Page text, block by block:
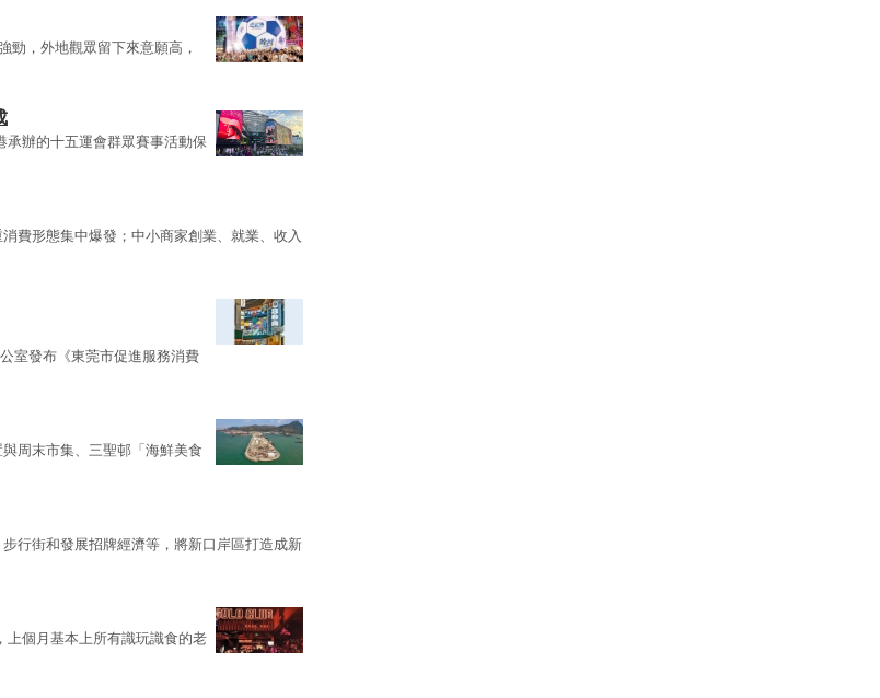
勁，外地觀眾留下來意願高，
承辦的十五運會群眾賽事活動保
費形態集中爆發；中小商家創業、就業、收入
室發布《東莞市促進服務消費
周末市集、三聖邨「海鮮美食
行街和發展招牌經濟等，將新口岸區打造成新
上個月基本上所有識玩識食的老